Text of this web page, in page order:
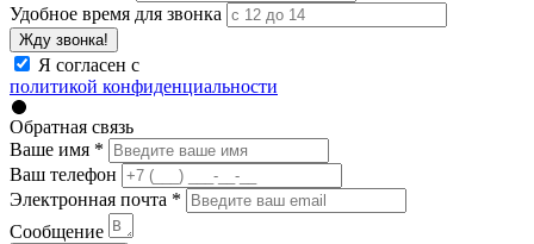
Удобное время для звонка
Жду звонка!
Я согласен с
политикой конфиденциальности
Обратная связь
Ваше имя *
Ваш телефон
Электронная почта *
Сообщение